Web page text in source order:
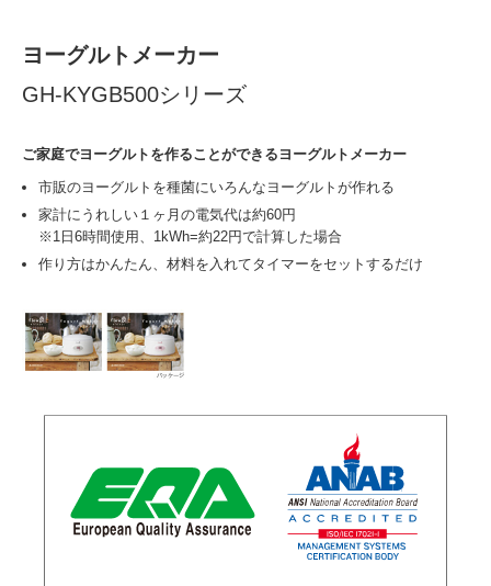
ヨーグルトメーカー
GH-KYGB500シリーズ
ご家庭でヨーグルトを作ることができるヨーグルトメーカー
市販のヨーグルトを種菌にいろんなヨーグルトが作れる
家計にうれしい１ヶ月の電気代は約60円
※1日6時間使用、1kWh=約22円で計算した場合
作り方はかんたん、材料を入れてタイマーをセットするだけ